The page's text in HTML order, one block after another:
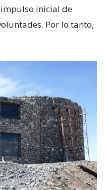
inicial de
Por lo tanto,